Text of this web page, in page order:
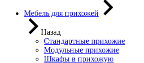
Мебель для прихожей
Назад
Стандартные прихожие
Модульные прихожие
Шкафы в прихожую